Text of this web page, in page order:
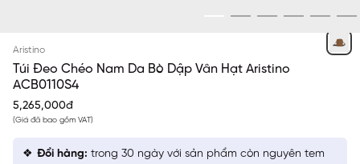
Aristino
Túi Đeo Chéo Nam Da Bò Dập Vân Hạt Aristino
ACB0110S4
5,265,000đ
(Giá đã bao gồm VAT)
Đổi hàng: trong 30 ngày với sản phẩm còn nguyên tem